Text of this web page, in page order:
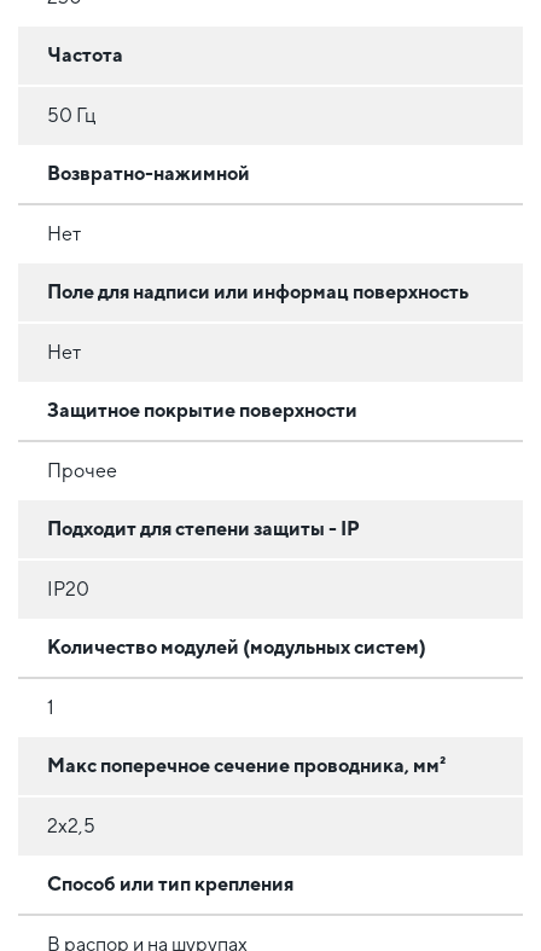
Частота
50 Гц
Возвратно-нажимной
Нет
Поле для надписи или информац поверхность
Нет
Защитное покрытие поверхности
Прочее
Подходит для степени защиты - IP
IP20
Количество модулей (модульных систем)
1
Макс поперечное сечение проводника, мм²
2х2,5
Способ или тип крепления
В распор и на шурупах